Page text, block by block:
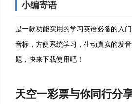
杨端叔：📒
¯件工程师点赞
米仲昌：🌈
¹¿泛。
林溥：🥨
小编寄语
是一款功能实用的学习英语必备的入
音标，方便系统学习，生动真实的发
题，快来下载使用吧！
天空一彩票与你同行分